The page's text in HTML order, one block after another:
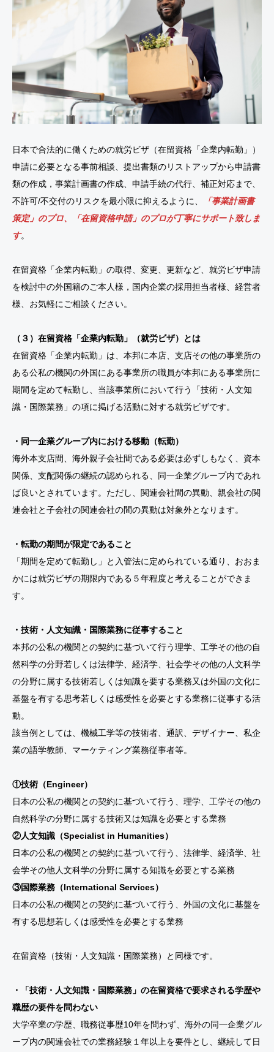
日本で合法的に働くための就労ビザ（在留資格「企業内転勤」）
申請に必要となる事前相談、提出書類のリストアップから申請書
類の作成，事業計画書の作成、申請手続の代行、補正対応まで、
不許可/不交付のリスクを最小限に抑えるように、
「事業計画書
策定」のプロ、「在留資格申請」のプロが丁寧にサポート致しま
す。
在留資格「企業内転勤」の取得、変更、更新など、就労ビザ申請
を検討中の外国籍のご本人様，国内企業の採用担当者様、経営者
様、お気軽にご相談ください。
（３）在留資格「企業内転勤」（就労ビザ）とは
在留資格「企業内転勤」は、本邦に本店、支店その他の事業所の
ある公私の機関の外国にある事業所の職員が本邦にある事業所に
期間を定めて転勤し、当該事業所において行う「技術・人文知
識・国際業務」の項に掲げる活動に対する就労ビザです。
・同一企業グループ内における移動（転勤）
海外本支店間、海外親子会社間である必要は必ずしもなく、資本
関係、支配関係の継続の認められる、同一企業グループ内であれ
ば良いとされています。ただし、関連会社間の異動、親会社の関
連会社と子会社の関連会社の間の異動は対象外となります。
・転勤の期間が限定であること
「期間を定めて転勤し」と入管法に定められている通り、おおま
かには就労ビザの期限内である５年程度と考えることができま
す。
・技術・人文知識・国際業務に従事すること
本邦の公私の機関との契約に基づいて行う理学、工学その他の自
然科学の分野若しくは法律学、経済学、社会学その他の人文科学
の分野に属する技術若しくは知識を要する業務又は外国の文化に
基盤を有する思考若しくは感受性を必要とする業務に従事する活
動。
該当例としては、機械工学等の技術者、通訳、デザイナー、私企
業の語学教師、マーケティング業務従事者等。
①技術（Engineer）
日本の公私の機関との契約に基づいて行う、理学、工学その他の
自然科学の分野に属する技術又は知識を必要とする業務
②人文知識（Specialist in Humanities）
日本の公私の機関との契約に基づいて行う、法律学、経済学、社
会学その他人文科学の分野に属する知識を必要とする業務
③国際業務（International Services）
日本の公私の機関との契約に基づいて行う、外国の文化に基盤を
有する思想若しくは感受性を必要とする業務
在留資格（技術・人文知識・国際業務）と同様です。
・「技術・人文知識・国際業務」の在留資格で要求される学歴や
職歴の要件を問わない
大学卒業の学歴、職務従事歴10年を問わず、海外の同一企業グル
ープ内の関連会社での業務経験１年以上を要件とし、継続して日